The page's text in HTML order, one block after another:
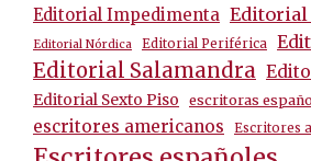
Editorial Impedimenta Editorial
Editorial Nórdica Editorial Periférica
Editorial Salamandra
Editorial Sexto Piso escritoras
escritores americanos Escritores